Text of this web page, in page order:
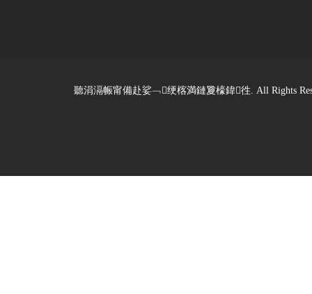
聽涓滆帪甯備赴娑﹁绠楁満鏈夐檺鍏徃. All Rights